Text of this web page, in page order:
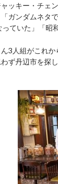
ッキー・チェ
ガンダムネタ
ていた」「昭
3人組がこれか
ず丹辺市を探